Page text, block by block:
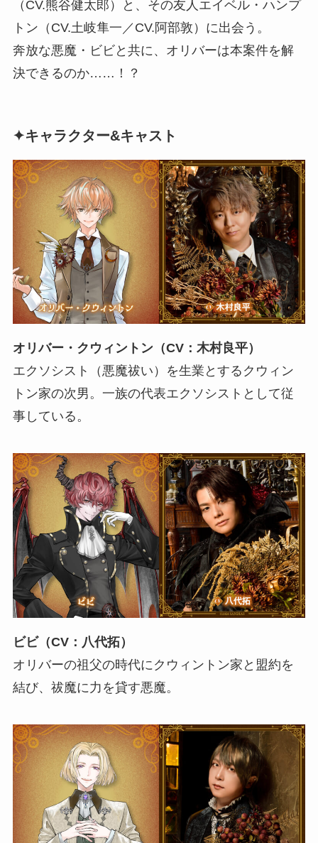
（CV.熊谷健太郎）と、その友人エイベル・ハンプ
トン（CV.土岐隼一／CV.阿部敦）に出会う。
奔放な悪魔・ビビと共に、オリバーは本案件を解
決できるのか……！？
✦キャラクター&キャスト
オリバー・クウィントン（CV：木村良平）
エクソシスト（悪魔祓い）を生業とするクウィン
トン家の次男。一族の代表エクソシストとして従
事している。
ビビ（CV：八代拓）
オリバーの祖父の時代にクウィントン家と盟約を
結び、祓魔に力を貸す悪魔。